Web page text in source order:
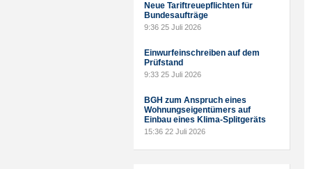
Neue Tariftreuepflichten für
Bundesaufträge
9:36 25 Juli 2026
Einwurfeinschreiben auf dem
Prüfstand
9:33 25 Juli 2026
BGH zum Anspruch eines
Wohnungseigentümers auf
Einbau eines Klima-Splitgeräts
15:36 22 Juli 2026